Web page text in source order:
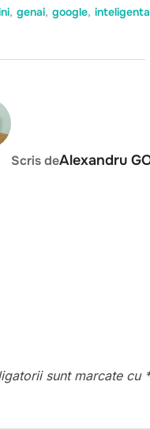
, genai, google, inteligenta
Scris deAlexandru
sunt marcate cu *